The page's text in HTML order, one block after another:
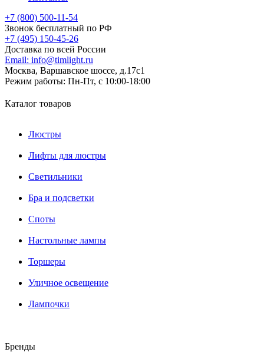
+7 (800) 500-11-54
Звонок бесплатный по РФ
+7 (495) 150-45-26
Доставка по всей России
Email: info@timlight.ru
Москва, Варшавское шоссе, д.17c1
Режим работы: Пн-Пт, с 10:00-18:00
Каталог товаров
Люстры
Лифты для люстры
Светильники
Бра и подсветки
Споты
Настольные лампы
Торшеры
Уличное освещение
Лампочки
Бренды